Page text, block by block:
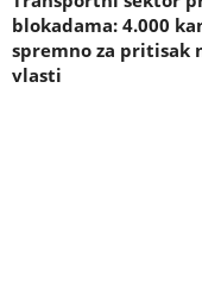
blokadama: 4.000
spremno za pritisak
vlasti